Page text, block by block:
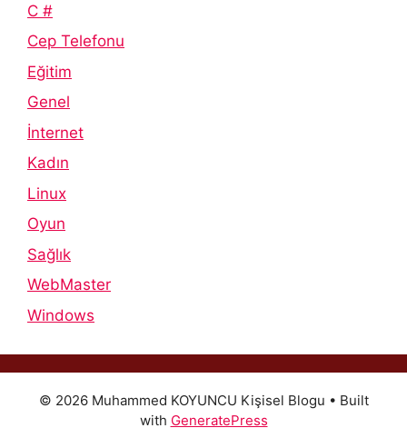
C #
Cep Telefonu
Eğitim
Genel
İnternet
Kadın
Linux
Oyun
Sağlık
WebMaster
Windows
© 2026 Muhammed KOYUNCU Kişisel Blogu • Built
with GeneratePress